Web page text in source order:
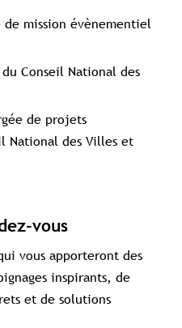
de mission évènementiel
Conseil National des
de projets
National des Villes et
vous
vous apporteront des
inspirants, de
et de solutions
abonné(e)s
exclusifs
Accès aux guides pratiques